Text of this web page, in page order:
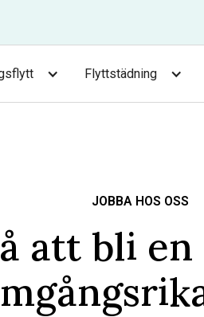
Flyttstädning
JOBBA HOS OSS
att bli